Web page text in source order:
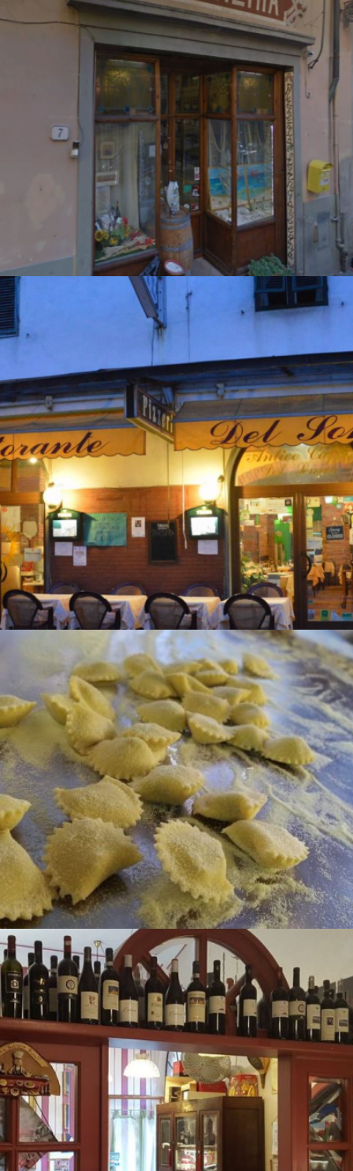
ANTICA DROGHERIA
Lucca centro storico
RISTORANTE ANTICO CAFFÉ DEL
SONNO
Val di Lima
F.LLI MICHELONI GOURMET
Nei dintorni di Lucca
LA VECCHIA TRATTORIA
BURALLI
Lucca centro storico